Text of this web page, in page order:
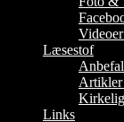
Læsestof
Links